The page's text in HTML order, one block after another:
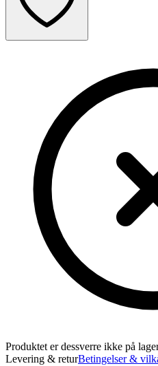
Produktet er dessverre ikke på
Levering & returBetingelser &